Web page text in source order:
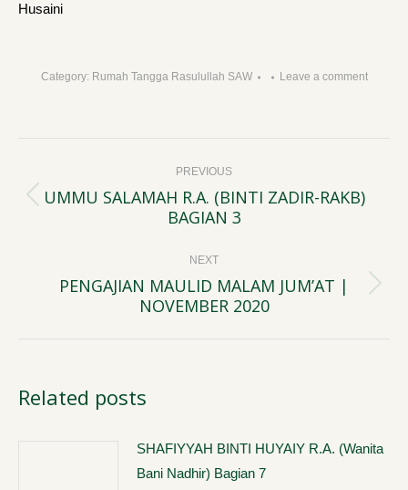
Husaini
Category: Rumah Tangga Rasulullah SAW Leave a comment
navigation PREVIOUS
Previous
UMMU SALAMAH R.A. (BINTI ZADIR-RAKB)
BAGIAN 3
NEXT
Next
PENGAJIAN MAULID MALAM JUM’AT |
NOVEMBER 2020
Related posts
SHAFIYYAH BINTI HUYAIY R.A. (Wanita
Bani Nadhir) Bagian 7